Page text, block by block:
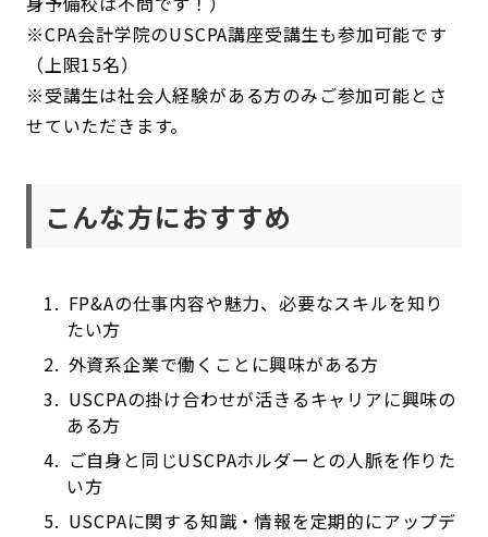
※CPA会計学院のUSCPA講座受講生も参加可能です
（上限15名）
※受講生は社会人経験がある方のみご参加可能とさ
せていただきます。
こんな方におすすめ
FP&Aの仕事内容や魅力、必要なスキルを知り
たい方
外資系企業で働くことに興味がある方
USCPAの掛け合わせが活きるキャリアに興味の
ある方
ご自身と同じUSCPAホルダーとの人脈を作りた
い方
USCPAに関する知識・情報を定期的にアップデ